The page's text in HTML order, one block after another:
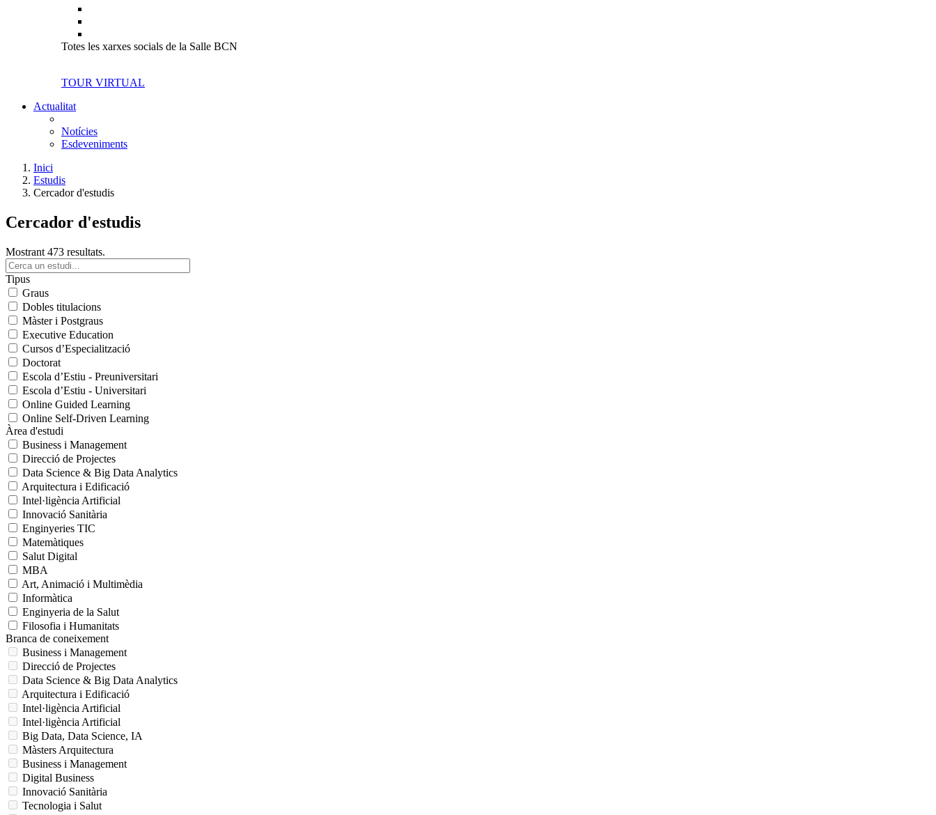
Totes les xarxes socials de la Salle BCN
TOUR VIRTUAL
Actualitat
Notícies
Esdeveniments
Inici
Estudis
Cercador d'estudis
Cercador d'estudis
Mostrant 473 resultats.
Tipus
Graus
Dobles titulacions
Màster i Postgraus
Executive Education
Cursos d’Especialització
Doctorat
Escola d’Estiu - Preuniversitari
Escola d’Estiu - Universitari
Online Guided Learning
Online Self-Driven Learning
Àrea d'estudi
Business i Management
Direcció de Projectes
Data Science & Big Data Analytics
Arquitectura i Edificació
Intel·ligència Artificial
Innovació Sanitària
Enginyeries TIC
Matemàtiques
Salut Digital
MBA
Art, Animació i Multimèdia
Informàtica
Enginyeria de la Salut
Filosofia i Humanitats
Branca de coneixement
Business i Management
Direcció de Projectes
Data Science & Big Data Analytics
Arquitectura i Edificació
Intel·ligència Artificial
Intel·ligència Artificial
Big Data, Data Science, IA
Màsters Arquitectura
Business i Management
Digital Business
Innovació Sanitària
Tecnologia i Salut